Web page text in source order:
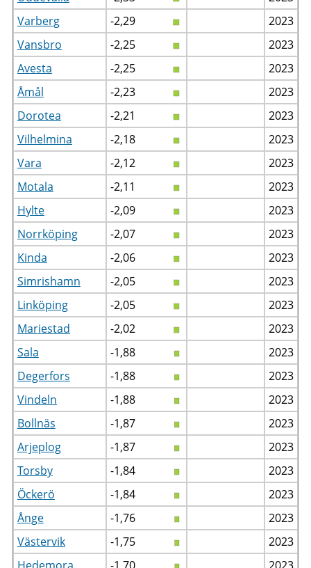
Varberg
-2,29
2023
Vansbro
-2,25
2023
Avesta
-2,25
2023
Åmål
-2,23
2023
Dorotea
-2,21
2023
Vilhelmina
-2,18
2023
Vara
-2,12
2023
Motala
-2,11
2023
Hylte
-2,09
2023
Norrköping
-2,07
2023
Kinda
-2,06
2023
Simrishamn
-2,05
2023
Linköping
-2,05
2023
Mariestad
-2,02
2023
Sala
-1,88
2023
Degerfors
-1,88
2023
Vindeln
-1,88
2023
Bollnäs
-1,87
2023
Arjeplog
-1,87
2023
Torsby
-1,84
2023
Öckerö
-1,84
2023
Ånge
-1,76
2023
Västervik
-1,75
2023